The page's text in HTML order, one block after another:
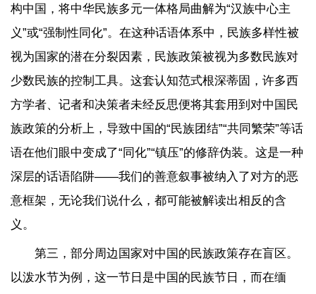
构中国，将中华民族多元一体格局曲解为“汉族中心主
义”或“强制性同化”。在这种话语体系中，民族多样性被
视为国家的潜在分裂因素，民族政策被视为多数民族对
少数民族的控制工具。这套认知范式根深蒂固，许多西
方学者、记者和决策者未经反思便将其套用到对中国民
族政策的分析上，导致中国的“民族团结”“共同繁荣”等话
语在他们眼中变成了“同化”“镇压”的修辞伪装。这是一种
深层的话语陷阱——我们的善意叙事被纳入了对方的恶
意框架，无论我们说什么，都可能被解读出相反的含
义。
第三，部分周边国家对中国的民族政策存在盲区。
以泼水节为例，这一节日是中国的民族节日，而在缅